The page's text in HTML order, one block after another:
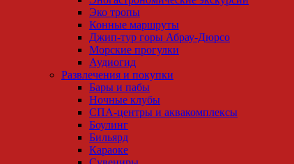
Эко тропы
Конные маршруты
Джип-тур горы Абрау-Дюрсо
Морские прогулки
Аудиогид
Развлечения и покупки
Бары и пабы
Ночные клубы
СПА-центры и аквакомплексы
Боулинг
Бильярд
Караоке